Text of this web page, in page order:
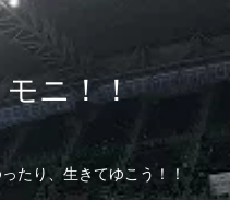
ニ！！
たり、生きてゆこう！！